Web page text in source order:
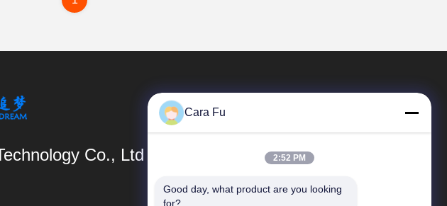
Co., Ltd
簡単なリンク
Cara Fu
2:52 PM
Good day, what product are you looking
for?